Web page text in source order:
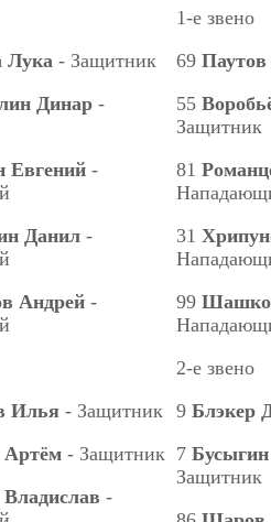
Лука - Защитник
Динар -
Евгений -
Данил -
Андрей -
Илья - Защитник
Артём - Защитник
-
1-е звено
69
55
Защитник
81
31
99
2-е звено
9 Блэкер
7
Защитник